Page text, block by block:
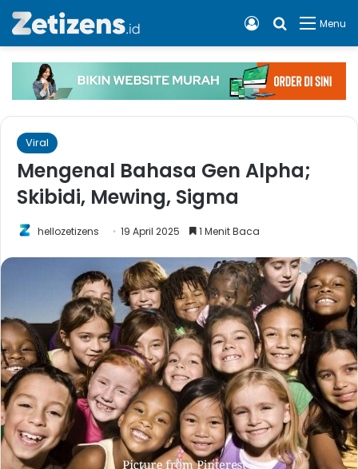
Menu
Cari apa,
Log In
Viral
Mengenal Bahasa Gen Alpha;
Skibidi, Mewing, Sigma
hellozetizens 19 April 2025 1 Menit Baca